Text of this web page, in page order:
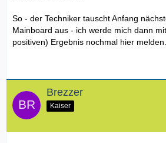
So - der Techniker tauscht Anfang
Mainboard aus - ich werde mich dann
positiven) Ergebnis nochmal hier melden.
Brezzer
Kaiser